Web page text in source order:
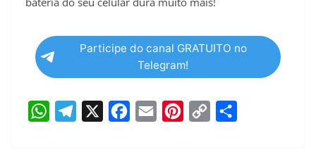
Participe do canal GRATUITO no
Telegram!